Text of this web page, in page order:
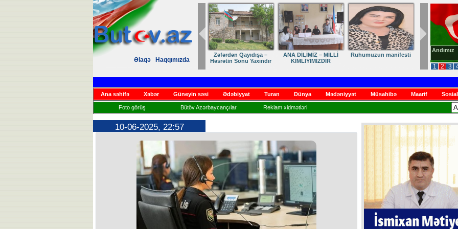
Əlaqə
Haqqımızda
1 2 3
Andımız
Zəfərdən Qayıdışa –
Həsrətin Sonu Yaxındır
ANA DİLİMİZ – MİLLİ
KİMLİYİMİZDİR
Ruhumuzun manifesti
Ana səhifə Xəbər Güneyin səsi Ədəbiyyat Turan Dünya Mədəniyyət Müsahibə Maarif
Foto görüş Bütöv Azərbaycançılar Reklam xidmətləri
10-06-2025, 22:57